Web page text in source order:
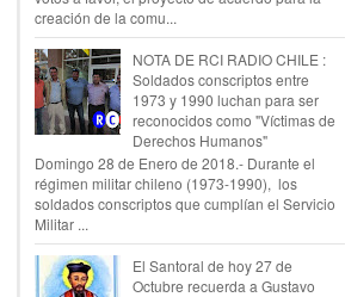
creación de la comu...
NOTA DE RCI RADIO CHILE :
Soldados conscriptos entre
1973 y 1990 luchan para ser
reconocidos como "Víctimas de
Derechos Humanos"
Domingo 28 de Enero de 2018.- Durante el
régimen militar chileno (1973-1990), los
soldados conscriptos que cumplían el Servicio
Militar ...
El Santoral de hoy 27 de
Octubre recuerda a Gustavo